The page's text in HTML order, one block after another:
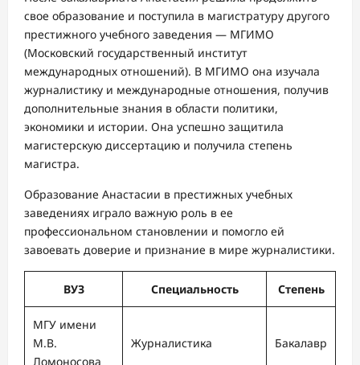
свое образование и поступила в магистратуру другого
престижного учебного заведения — МГИМО
(Московский государственный институт
международных отношений). В МГИМО она изучала
журналистику и международные отношения, получив
дополнительные знания в области политики,
экономики и истории. Она успешно защитила
магистерскую диссертацию и получила степень
магистра.
Образование Анастасии в престижных учебных
заведениях играло важную роль в ее
профессиональном становлении и помогло ей
завоевать доверие и признание в мире журналистики.
ВУЗ Специальность Степень
МГУ имени
М.В.
Ломоносова
Журналистика Бакалавр